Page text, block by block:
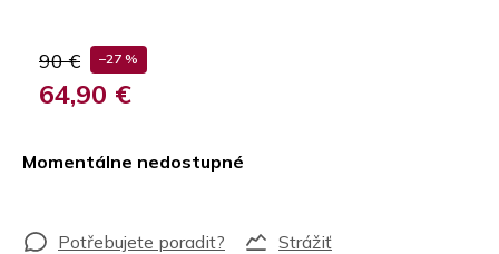
90 € –27 %
64,90 €
Momentálne nedostupné
Strážiť